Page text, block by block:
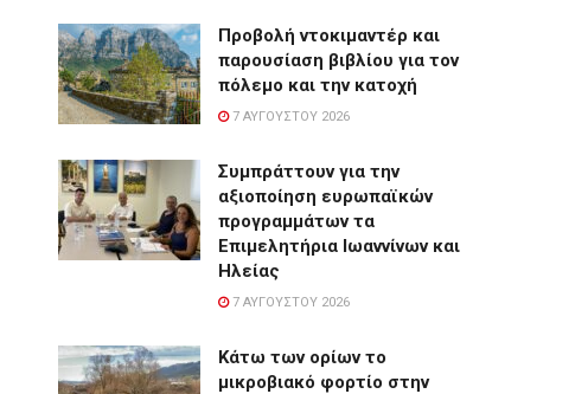
Προβολή ντοκιμαντέρ και
παρουσίαση βιβλίου για τον
πόλεμο και την κατοχή
7 ΑΥΓΟΎΣΤΟΥ 2026
Συμπράττουν για την
αξιοποίηση ευρωπαϊκών
προγραμμάτων τα
Επιμελητήρια Ιωαννίνων και
Ηλείας
7 ΑΥΓΟΎΣΤΟΥ 2026
Κάτω των ορίων το
μικροβιακό φορτίο στην